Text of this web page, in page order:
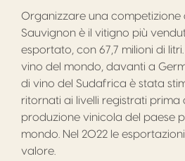
Organizzare una competizione
Sauvignon è il vitigno più
esportato, con 67,7 milioni di
vino del mondo, davanti a
di vino del Sudafrica è stata
ritornati ai livelli registrati prima
produzione vinicola del paese
mondo. Nel 2022 le
valore.